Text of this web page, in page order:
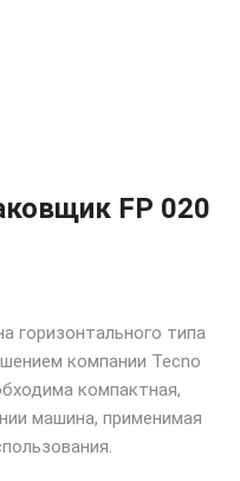
FP 020
горизонтального типа
компании Tecno
компактная,
машина, применимая